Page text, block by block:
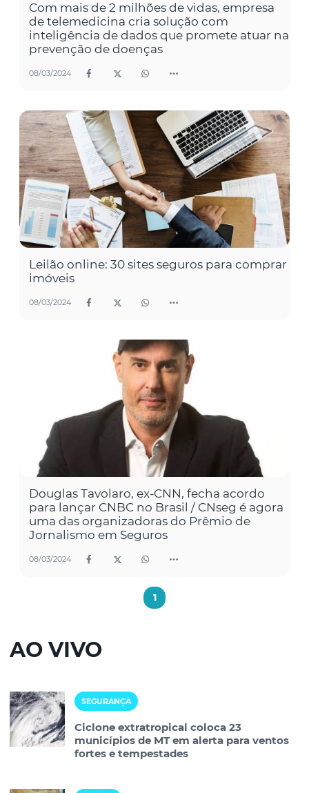
Com mais de 2 milhões de vidas, empresa
de telemedicina cria solução com
inteligência de dados que promete atuar na
prevenção de doenças
08/03/2024
Leilão online: 30 sites seguros para comprar
imóveis
08/03/2024
Douglas Tavolaro, ex-CNN, fecha acordo
para lançar CNBC no Brasil / CNseg é agora
uma das organizadoras do Prêmio de
Jornalismo em Seguros
08/03/2024
1
AO VIVO
SEGURANÇA
Ciclone extratropical coloca 23
municípios de MT em alerta para ventos
fortes e tempestades